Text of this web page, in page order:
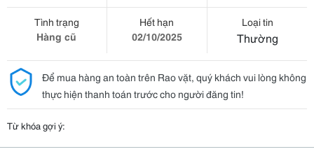
Tình trạng
Hàng cũ
Hết hạn
02/10/2025
Loại tin
Thường
Để mua hàng an toàn trên Rao vặt, quý khách vui lòng không
thực hiện thanh toán trước cho người đăng tin!
Từ khóa gợi ý: